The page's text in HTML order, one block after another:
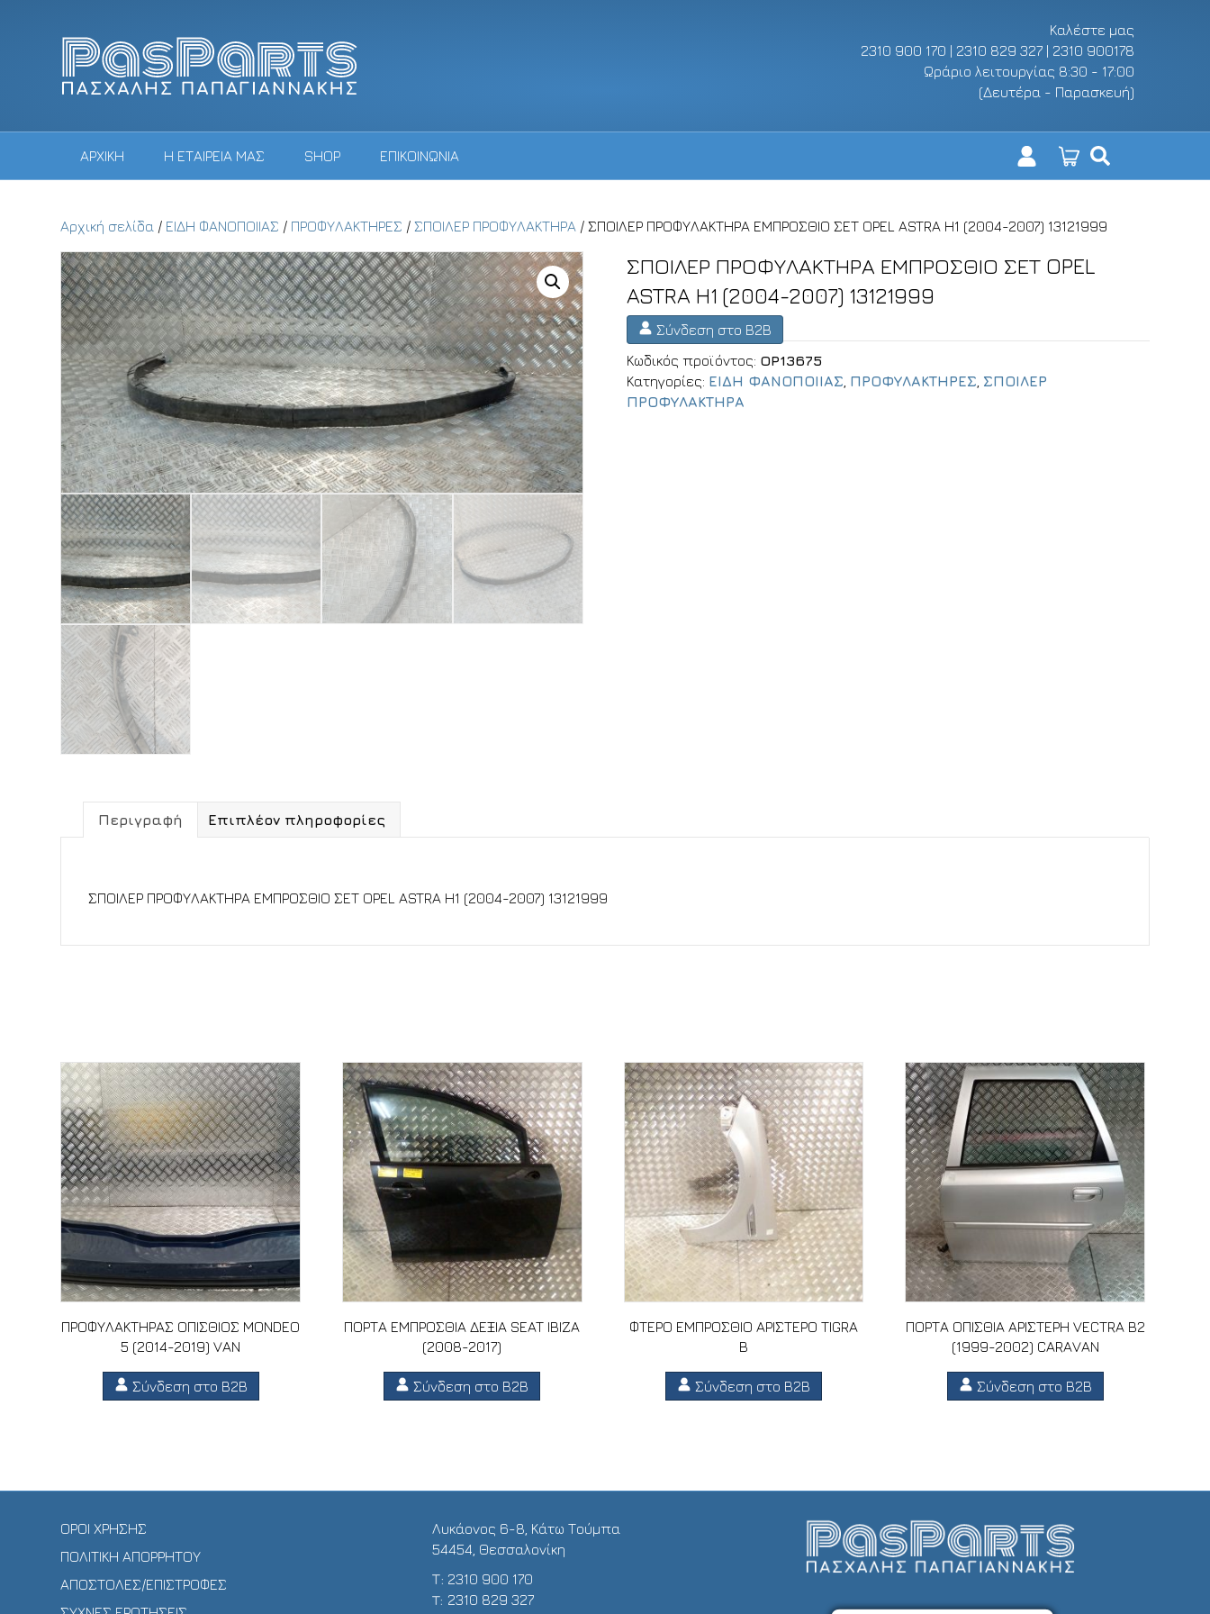
Καλέστε μας
2310 900 170 | 2310 829 327 | 2310 900178
Ωράριο λειτουργίας 8:30 - 17:00
(Δευτέρα - Παρασκευή)
ΑΡΧΙΚΗ Η ΕΤΑΙΡΕΙΑ ΜΑΣ SHOP ΕΠΙΚΟΙΝΩΝΙΑ
Αρχική σελίδα / ΕΙΔΗ ΦΑΝΟΠΟΙΙΑΣ / ΠΡΟΦΥΛΑΚΤΗΡΕΣ /ΣΠΟΙΛΕΡ ΠΡΟΦΥΛΑΚΤΗΡΑ / ΣΠΟΙΛΕΡ ΠΡΟΦΥΛΑΚΤΗΡΑ ΕΜΠΡΟΣΘΙΟ ΣΕΤ OPEL ASTRA H1 (2004-2007) 13121999
ΣΠΟΙΛΕΡ ΠΡΟΦΥΛΑΚΤΗΡΑ ΕΜΠΡΟΣΘΙΟ ΣΕΤ OPEL
ASTRA H1 (2004-2007) 13121999
Σύνδεση στο B2B
Κωδικός προϊόντος: OP13675
Κατηγορίες: ΕΙΔΗ ΦΑΝΟΠΟΙΙΑΣ ΠΡΟΦΥΛΑΚΤΗΡΕΣ ΣΠΟΙΛΕΡ
ΠΡΟΦΥΛΑΚΤΗΡΑ
Περιγραφή Επιπλέον πληροφορίες
ΣΠΟΙΛΕΡ ΠΡΟΦΥΛΑΚΤΗΡΑ ΕΜΠΡΟΣΘΙΟ ΣΕΤ OPEL ASTRA H1 (2004-2007) 13121999
ΠΡΟΦΥΛΑΚΤΗΡΑΣ ΟΠΙΣΘΙΟΣ MONDEO
5 (2014-2019) VAN
Σύνδεση στο B2B
ΠΟΡΤΑ ΕΜΠΡΟΣΘΙΑ ΔΕΞΙΑ SEAT IBIZA
(2008-2017)
Σύνδεση στο B2B
ΦΤΕΡΟ ΕΜΠΡΟΣΘΙΟ ΑΡΙΣΤΕΡΟ TIGRA
B
Σύνδεση στο B2B
ΠΟΡΤΑ ΟΠΙΣΘΙΑ ΑΡΙΣΤΕΡΗ VECTRA B2
(1999-2002) CARAVAN
Σύνδεση στο B2B
ΟΡΟΙ ΧΡΗΣΗΣ
ΠΟΛΙΤΙΚΗ ΑΠΟΡΡΗΤΟΥ
ΑΠΟΣΤΟΛΕΣ/ΕΠΙΣΤΡΟΦΕΣ
Λυκάονος 6-8, Κάτω Τούμπα
54454, Θεσσαλονίκη
Τ: 2310 900 170
T: 2310 829 327